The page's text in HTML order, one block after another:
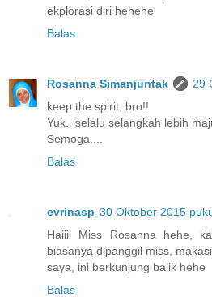
ekplorasi diri hehehe
Balas
Rosanna Simanjuntak
29
keep the spirit, bro!!
Yuk.. selalu selangkah lebih
Semoga....
Balas
evrinasp 30 Oktober 2015
Haiiii Miss Rosanna hehe,
biasanya dipanggil miss,
saya, ini berkunjung balik hehe
Balas